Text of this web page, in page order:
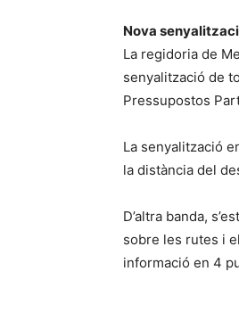
Nova
La regidoria de
senyalització de
Pressupostos
La senyalització
la distància del
D’altra banda,
sobre les rutes i
informació en 4